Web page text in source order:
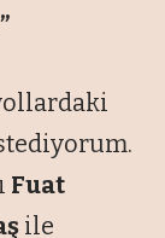
Fuat
ile